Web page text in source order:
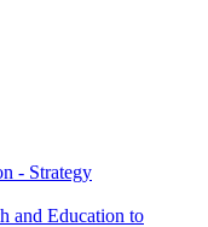
- Strategy
and Education to